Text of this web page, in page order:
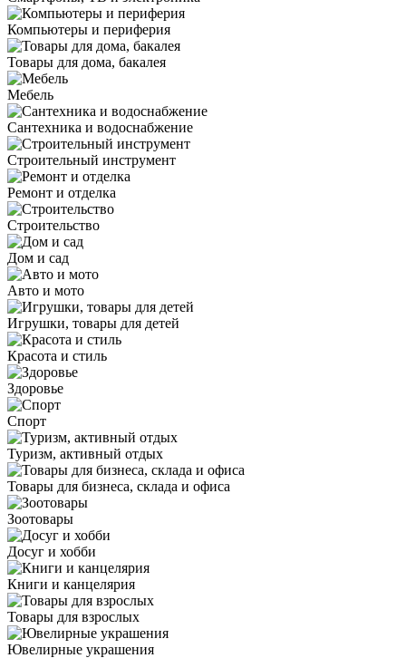
Компьютеры и периферия
Товары для дома, бакалея
Мебель
Сантехника и водоснабжение
Строительный инструмент
Ремонт и отделка
Строительство
Дом и сад
Авто и мото
Игрушки, товары для детей
Красота и стиль
Здоровье
Спорт
Туризм, активный отдых
Товары для бизнеса, склада и офиса
Зоотовары
Досуг и хобби
Книги и канцелярия
Товары для взрослых
Ювелирные украшения